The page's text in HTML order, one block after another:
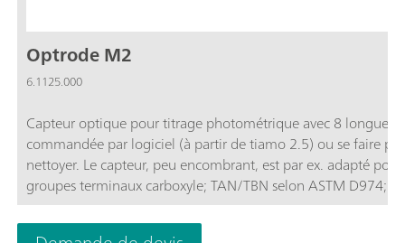
Optrode M2
6.1125.000
Capteur optique pour titrage photométrique avec 8
commandée par logiciel (à partir de tiamo 2.5) ou se faire
nettoyer. Le capteur, peu encombrant, est par ex. adapté
groupes terminaux carboxyle; TAN/TBN selon ASTM D974;
sulfate de chondroïtine selon USP; Le capteur ne convient
(colorimétrie).